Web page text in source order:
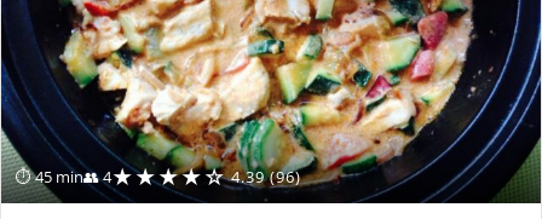
⏱ 45 min👥 4★★★★☆ 4.39 (96)